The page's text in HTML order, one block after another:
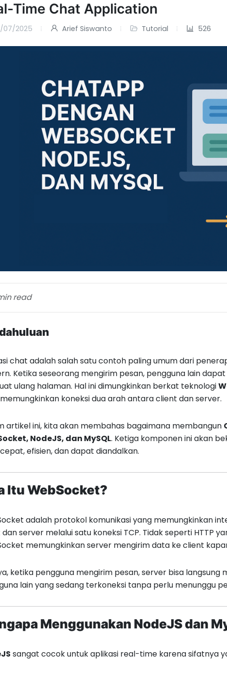
Time Chat Application
07/2025 Arief Siswanto Tutorial 526
read
chat adalah salah satu contoh paling umum dari
Ketika seseorang mengirim pesan, pengguna lain
ulang halaman. Hal ini dimungkinkan berkat teknologi
koneksi dua arah antara client dan server.
artikel ini, kita akan membahas bagaimana membangun
NodeJS, dan MySQL. Ketiga komponen ini akan
efisien, dan dapat diandalkan.
Itu WebSocket?
adalah protokol komunikasi yang memungkinkan
server melalui satu koneksi TCP. Tidak seperti HTTP
memungkinkan server mengirim data ke client
ketika pengguna mengirim pesan, server bisa langsung
lain yang sedang terkoneksi tanpa perlu menunggu
Menggunakan NodeJS dan
sangat cocok untuk aplikasi real-time karena sifatnya